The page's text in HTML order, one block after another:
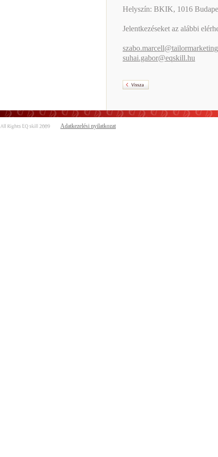
Helyszín: BKIK, 1016
Jelentkezéseket az alábbi
suhai.gabor@eqskill.hu
Adatkezelési nyilatkozat